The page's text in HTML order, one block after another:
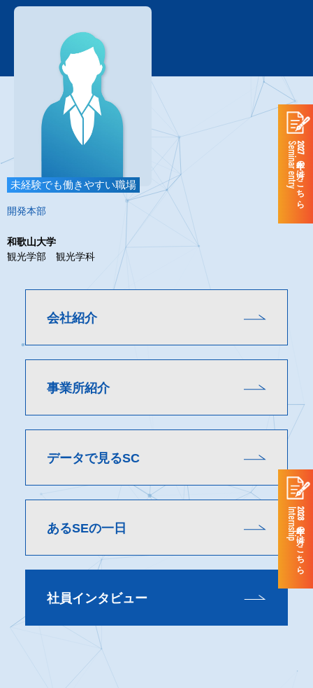
Seminar entry2027年卒の方はこちら
Internship2028年卒の方はこちら
立命館大学
未経験でも働きやすい職場
開発本部
和歌山大学
観光学部 観光学科
会社紹介
事業所紹介
データで見るSC
あるSEの一日
社員インタビュー